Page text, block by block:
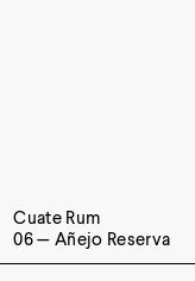
Cuate Rum
06 — Añejo Reserva